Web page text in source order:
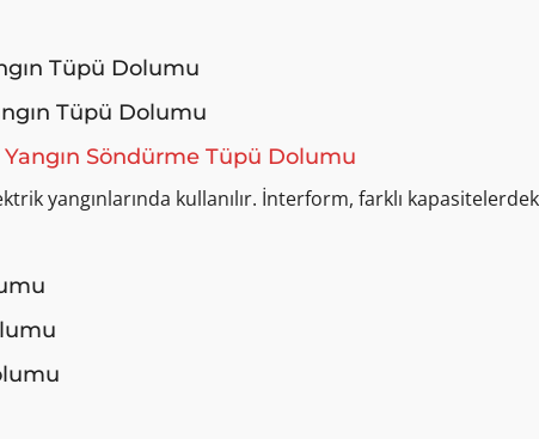
Tüpü Dolumu
Tüpü Dolumu
Söndürme Tüpü Dolumu
yangınlarında kullanılır. İnterform, farklı